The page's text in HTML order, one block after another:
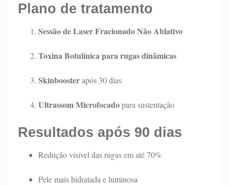
Plano de tratamento
Sessão de Laser Fracionado Não Ablativo
Toxina Botulínica para rugas dinâmicas
Skinboosterapós 30 dias
Ultrassom Microfocadopara sustentação
Resultados após 90 dias
Redução visível das rugas em até 70%
Pele mais hidratada e luminosa